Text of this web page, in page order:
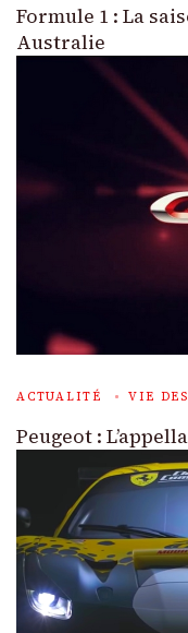
Formule 1 : La
Australie
ACTUALITÉ VIE
Peugeot :